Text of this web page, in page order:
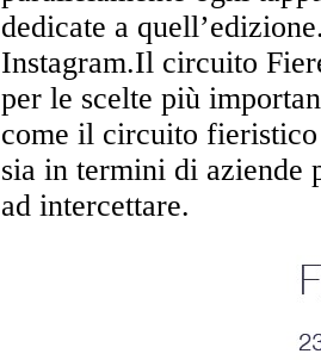
dedicate a
Instagram.Il circuito
per le scelte più
come il circuito
sia in termini di aziende
ad intercettare.